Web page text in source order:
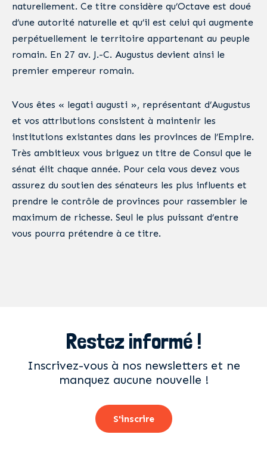
naturellement. Ce titre considère qu’Octave est doué
d’une autorité naturelle et qu’il est celui qui augmente
perpétuellement le territoire appartenant au peuple
romain. En 27 av. J.-C. Augustus devient ainsi le
premier empereur romain.
Vous êtes « legati augusti », représentant d’Augustus
et vos attributions consistent à maintenir les
institutions existantes dans les provinces de l’Empire.
Très ambitieux vous briguez un titre de Consul que le
sénat élit chaque année. Pour cela vous devez vous
assurez du soutien des sénateurs les plus influents et
prendre le contrôle de provinces pour rassembler le
maximum de richesse. Seul le plus puissant d’entre
vous pourra prétendre à ce titre.
Restez informé !
Inscrivez-vous à nos newsletters et ne
manquez aucune nouvelle !
S'inscrire